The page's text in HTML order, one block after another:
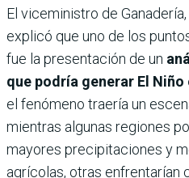
El viceministro de Ganadería,
explicó que uno de los
fue la presentación de un
que podría generar El Niño
el fenómeno traería un
mientras algunas regiones
mayores precipitaciones y
agrícolas, otras enfrentarían